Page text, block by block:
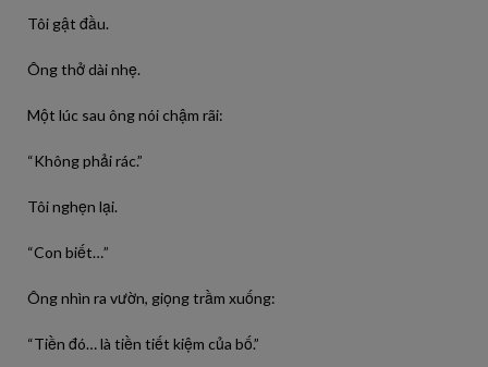
Tôi gật đầu.
Ông thở dài nhẹ.
Một lúc sau ông nói chậm rãi:
“Không phải rác.”
Tôi nghẹn lại.
“Con biết…”
Ông nhìn ra vườn, giọng trầm xuống:
“Tiền đó… là tiền tiết kiệm của bố.”